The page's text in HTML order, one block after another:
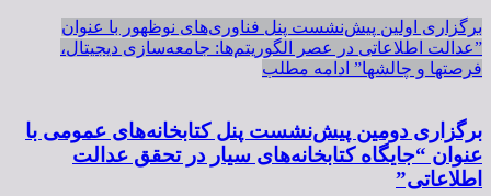
برگزاری اولین پیش‌نشست پنل فناوری‌های نوظهور با عنوان
”عدالت اطلاعاتی در عصر الگوریتم‌ها: جامعه‌سازی دیجیتال،
فرصتها و چالشها” ادامه مطلب
برگزاری دومین پیش‌نشست پنل کتابخانه‌های عمومی با
عنوان “جایگاه کتابخانه‌های سیار در تحقق عدالت
اطلاعاتی”